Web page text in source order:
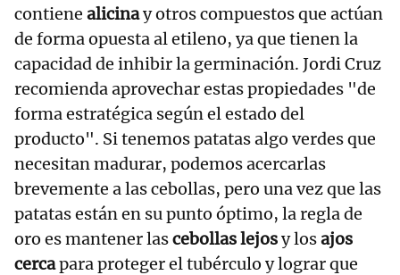
contiene alicinay otros compuestos que actúan
de forma opuesta al etileno, ya que tienen la
capacidad de inhibir la germinación. Jordi Cruz
recomienda aprovechar estas propiedades "de
forma estratégica según el estado del
producto". Si tenemos patatas algo verdes que
necesitan madurar, podemos acercarlas
brevemente a las cebollas, pero una vez que las
patatas están en su punto óptimo, la regla de
oro es mantener lascebollas lejosy losajos
cercapara proteger el tubérculo y lograr que